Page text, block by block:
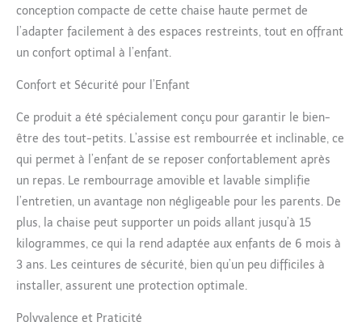
conception compacte de cette chaise haute permet de
l’adapter facilement à des espaces restreints, tout en offrant
un confort optimal à l’enfant.
Confort et Sécurité pour l’Enfant
Ce produit a été spécialement conçu pour garantir le bien-
être des tout-petits. L’assise est rembourrée et inclinable, ce
qui permet à l’enfant de se reposer confortablement après
un repas. Le rembourrage amovible et lavable simplifie
l’entretien, un avantage non négligeable pour les parents. De
plus, la chaise peut supporter un poids allant jusqu’à 15
kilogrammes, ce qui la rend adaptée aux enfants de 6 mois à
3 ans. Les ceintures de sécurité, bien qu’un peu difficiles à
installer, assurent une protection optimale.
Polyvalence et Praticité